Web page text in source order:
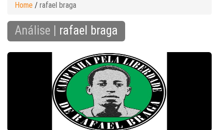
Home / rafael braga
Análise | rafael braga